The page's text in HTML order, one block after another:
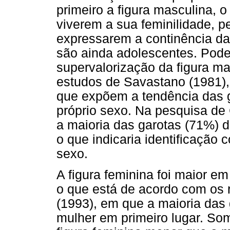
primeiro a figura masculina,
viverem a sua feminilidade,
expressarem a continência
são ainda adolescentes.
supervalorização da figura
estudos de Savastano
que expõem a tendência das
próprio sexo. Na pesquisa
a maioria das garotas (71%)
o que indicaria identificação
sexo.
A figura feminina foi maior
o que está de acordo com
(1993), em que a maioria
mulher em primeiro lugar.